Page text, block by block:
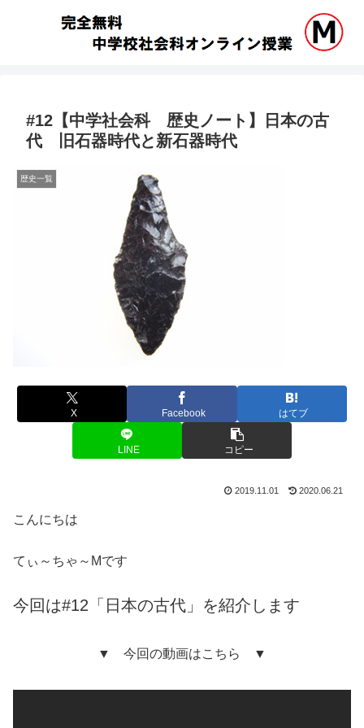
#12【中学社会科 歴史ノート】日本の古
代 旧石器時代と新石器時代
歴史一覧
X Facebook はてブ
LINE コピー
2019.11.01 2020.06.21
こんにちは
てぃ～ちゃ～Mです
今回は#12「日本の古代」を紹介します
▼ 今回の動画はこちら ▼